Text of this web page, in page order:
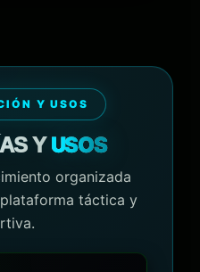
Y USOS
YUSOS
organizada
táctica y